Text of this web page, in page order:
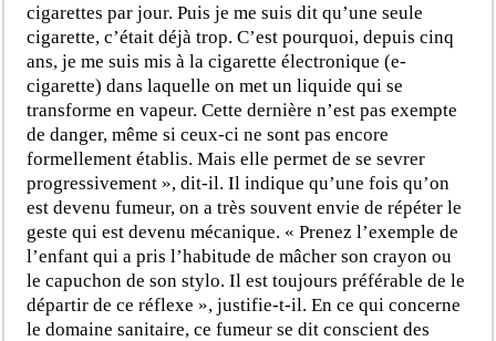
cigarettes par jour. Puis je me suis dit qu’une seule
cigarette, c’était déjà trop. C’est pourquoi, depuis cinq
ans, je me suis mis à la cigarette électronique (e-
cigarette) dans laquelle on met un liquide qui se
transforme en vapeur. Cette dernière n’est pas exempte
de danger, même si ceux-ci ne sont pas encore
formellement établis. Mais elle permet de se sevrer
progressivement », dit-il. Il indique qu’une fois qu’on
est devenu fumeur, on a très souvent envie de répéter le
geste qui est devenu mécanique. « Prenez l’exemple de
l’enfant qui a pris l’habitude de mâcher son crayon ou
le capuchon de son stylo. Il est toujours préférable de le
départir de ce réflexe », justifie-t-il. En ce qui concerne
le domaine sanitaire, ce fumeur se dit conscient des